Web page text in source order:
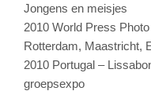
Jongens en meisjes
2010 World Press
Rotterdam, Maastricht,
2010 Portugal –
groepsexpo